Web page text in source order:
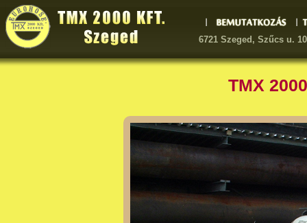
6721 Szeged, Szűcs u.
TMX